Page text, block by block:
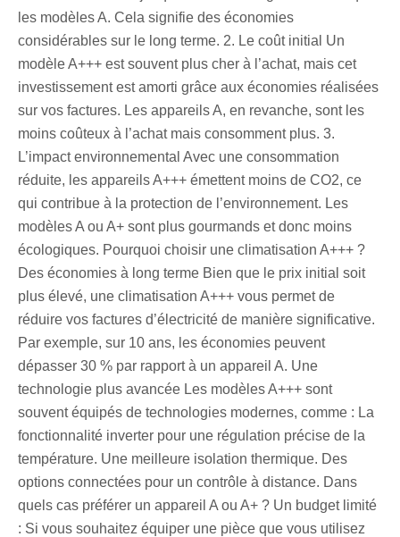
les modèles A. Cela signifie des économies
considérables sur le long terme. 2. Le coût initial Un
modèle A+++ est souvent plus cher à l’achat, mais cet
investissement est amorti grâce aux économies réalisées
sur vos factures. Les appareils A, en revanche, sont les
moins coûteux à l’achat mais consomment plus. 3.
L’impact environnemental Avec une consommation
réduite, les appareils A+++ émettent moins de CO2, ce
qui contribue à la protection de l’environnement. Les
modèles A ou A+ sont plus gourmands et donc moins
écologiques. Pourquoi choisir une climatisation A+++ ?
Des économies à long terme Bien que le prix initial soit
plus élevé, une climatisation A+++ vous permet de
réduire vos factures d’électricité de manière significative.
Par exemple, sur 10 ans, les économies peuvent
dépasser 30 % par rapport à un appareil A. Une
technologie plus avancée Les modèles A+++ sont
souvent équipés de technologies modernes, comme : La
fonctionnalité inverter pour une régulation précise de la
température. Une meilleure isolation thermique. Des
options connectées pour un contrôle à distance. Dans
quels cas préférer un appareil A ou A+ ? Un budget limité
: Si vous souhaitez équiper une pièce que vous utilisez